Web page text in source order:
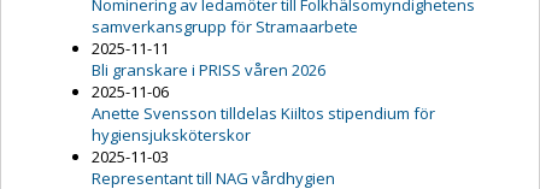
Nominering av ledamöter till Folkhälsomyndighetens
samverkansgrupp för Stramaarbete
2025-11-11
Bli granskare i PRISS våren 2026
2025-11-06
Anette Svensson tilldelas Kiiltos stipendium för
hygiensjuksköterskor
2025-11-03
Representant till NAG vårdhygien